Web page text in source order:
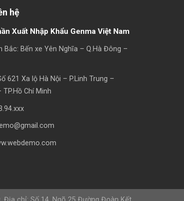
hệ
Xuất Nhập Khẩu Genma Việt Nam
Bắc: Bến xe Yên Nghĩa – Q.Hà Đông –
621 Xa lộ Hà Nội – P.Linh Trung –
Chí Minh